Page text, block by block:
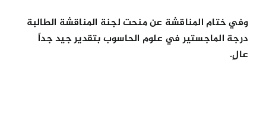
وفي ختام المناقشة عن منحت لجنة المناقشة الطالبة
درجة الماجستير في علوم الحاسوب بتقدير جيد جداً
عالٍ.